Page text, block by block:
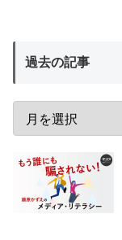
過去の記事